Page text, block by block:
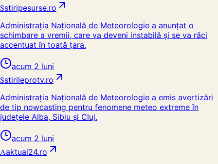
Sstiripesurse.ro
Administrația Națională de Meteorologie a anunțat o
schimbare a vremii, care va deveni instabilă și se va răci
accentuat în toată țara.
acum 2 luni
Sstirileprotv.ro
Administrația Națională de Meteorologie a emis avertizări
de tip nowcasting pentru fenomene meteo extreme în
județele Alba, Sibiu și Cluj.
acum 2 luni
Aaktual24.ro